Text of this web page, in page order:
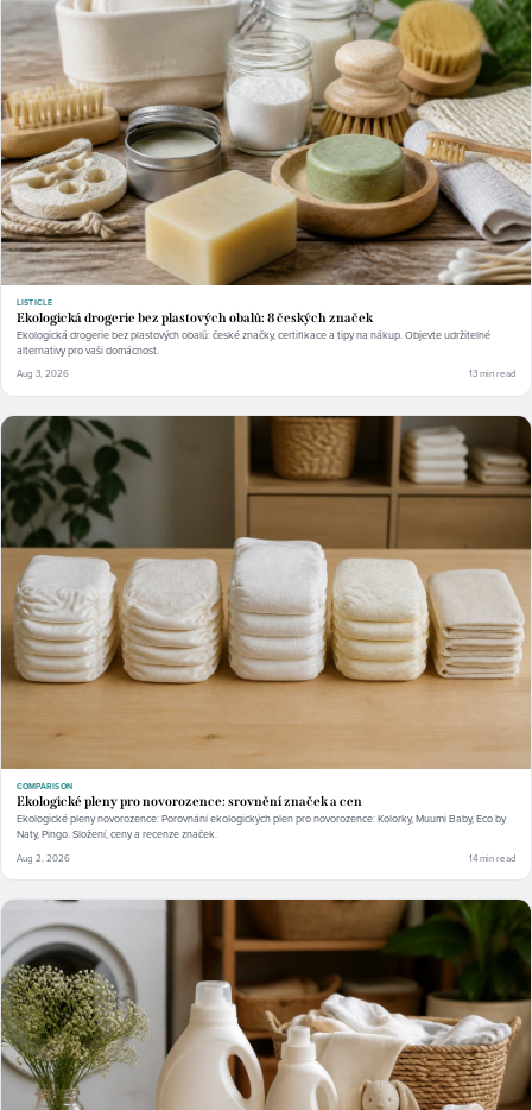
LISTICLE
Ekologická drogerie bez plastových obalů: 8 českých značek
Ekologická drogerie bez plastových obalů: české značky, certifikace a tipy na nákup. Objevte udržitelné
alternativy pro vaši domácnost.
Aug 3, 2026 13 min read
COMPARISON
Ekologické pleny pro novorozence: srovnění značek a cen
Ekologické pleny novorozence: Porovnání ekologických plen pro novorozence: Kolorky, Muumi Baby, Eco by
Naty, Pingo. Složení, ceny a recenze značek.
Aug 2, 2026 14 min read